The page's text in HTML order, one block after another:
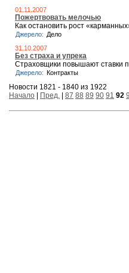
01.11.2007
Пожертвовать мелочью
Как остановить рост
Джерело: Дело
31.10.2007
Без страха и упрека
Страховщики повышают ставки
Джерело: Контракты
Новости 1821 - 1840 из 1922
Начало
Пред. 87 88 89 90 91 92